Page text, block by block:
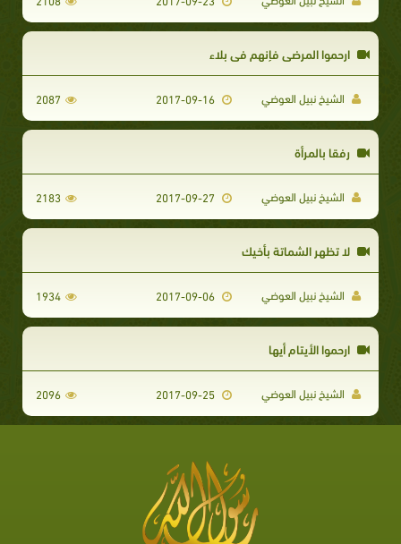
ارحموا المرضى فإنهم في بلاء
الشيخ نبيل العوضي 2087
رفقا بالمرأة
الشيخ نبيل العوضي 2183
لا تظهر الشماتة بأخيك
الشيخ نبيل العوضي 1934
ارحموا الأيتام أيها
الشيخ نبيل العوضي 2096